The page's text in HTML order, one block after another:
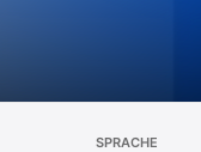
SPRACHE